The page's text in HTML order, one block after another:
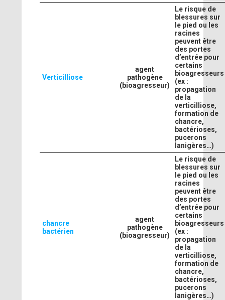
Verticilliose
agent
pathogène
(bioagresseur)
Le risque de
blessures sur
le pied ou les
racines
peuvent être
des portes
d’entrée pour
certains
bioagresseurs
(ex :
propagation
de la
verticilliose,
formation de
chancre,
bactérioses,
pucerons
lanigères…)
chancre
bactérien
agent
pathogène
(bioagresseur)
Le risque de
blessures sur
le pied ou les
racines
peuvent être
des portes
d’entrée pour
certains
bioagresseurs
(ex :
propagation
de la
verticilliose,
formation de
chancre,
bactérioses,
pucerons
lanigères…)